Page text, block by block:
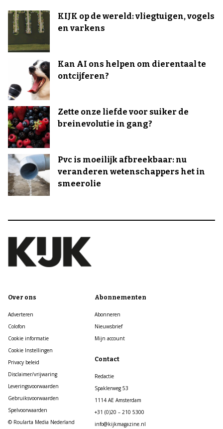
KIJK op de wereld: vliegtuigen, vogels
en varkens
Kan AI ons helpen om dierentaal te
ontcijferen?
Zette onze liefde voor suiker de
breinevolutie in gang?
Pvc is moeilijk afbreekbaar: nu
veranderen wetenschappers het in
smeerolie
Over ons
Adverteren
Colofon
Cookie informatie
Cookie Instellingen
Privacy beleid
Disclaimer/vrijwaring
Leveringsvoorwaarden
Gebruiksvoorwaarden
Spelvoorwaarden
© Roularta Media Nederland
Abonnementen
Abonneren
Nieuwsbrief
Mijn account
Contact
Redactie
Spaklerweg 53
1114 AE Amsterdam
+31 (0)20 – 210 5300
info@kijkmagazine.nl